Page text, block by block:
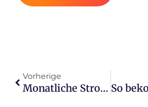
Vorherige
Monatliche Stromkosten für aufblasbare Whirlpools